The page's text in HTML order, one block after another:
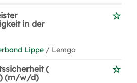
in der
Lippe / Lemgo
(
) (m/w/d)